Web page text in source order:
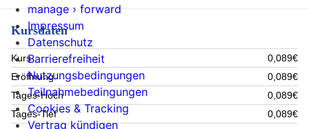
Kursdaten
Kurs
0,089€
Eröffnung
0,089€
Tages-Hoch
0,089€
Tages-Tief
0,089€
manage › forward
Impressum
Datenschutz
Barrierefreiheit
Nutzungsbedingungen
Teilnahmebedingungen
Cookies & Tracking
Vertrag kündigen